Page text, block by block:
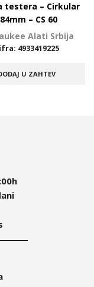
testera – Cirkular
– CS 60
Alati Srbija
4933419225
U ZAHTEV